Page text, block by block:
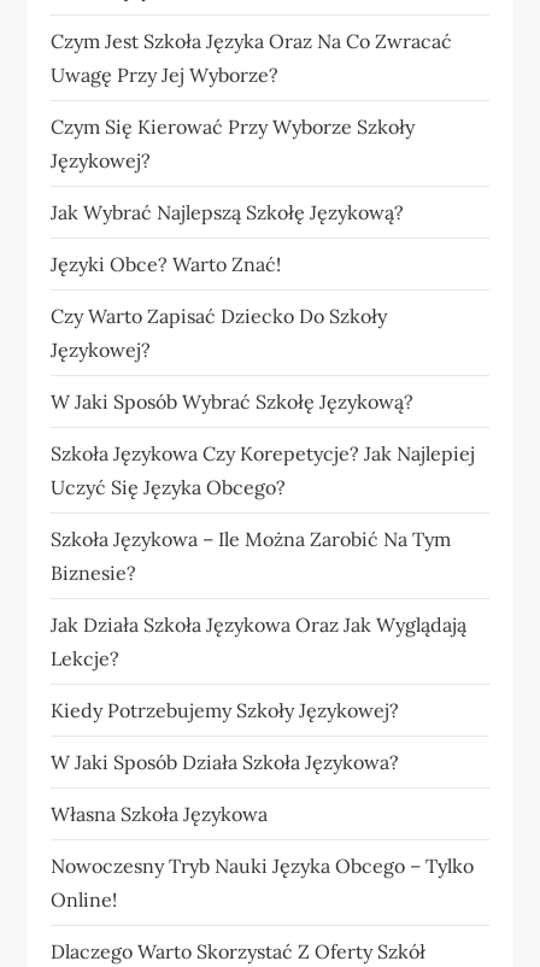
Czym Jest Szkoła Języka Oraz Na Co Zwracać
Uwagę Przy Jej Wyborze?
Czym Się Kierować Przy Wyborze Szkoły
Językowej?
Jak Wybrać Najlepszą Szkołę Językową?
Języki Obce? Warto Znać!
Czy Warto Zapisać Dziecko Do Szkoły
Językowej?
W Jaki Sposób Wybrać Szkołę Językową?
Szkoła Językowa Czy Korepetycje? Jak Najlepiej
Uczyć Się Języka Obcego?
Szkoła Językowa – Ile Można Zarobić Na Tym
Biznesie?
Jak Działa Szkoła Językowa Oraz Jak Wyglądają
Lekcje?
Kiedy Potrzebujemy Szkoły Językowej?
W Jaki Sposób Działa Szkoła Językowa?
Własna Szkoła Językowa
Nowoczesny Tryb Nauki Języka Obcego – Tylko
Online!
Dlaczego Warto Skorzystać Z Oferty Szkół